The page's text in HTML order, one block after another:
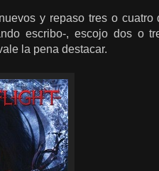
y repaso tres o
escribo-, escojo dos o
la pena destacar.